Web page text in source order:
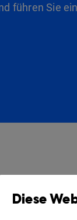
führen Sie
Diese